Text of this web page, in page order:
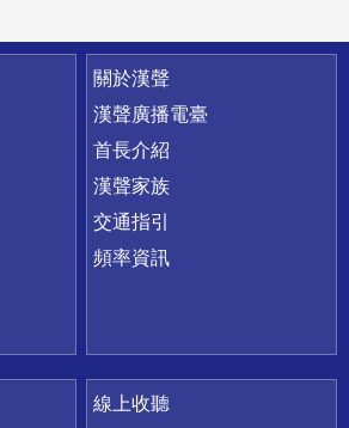
關於漢聲
漢聲廣播電臺
首長介紹
漢聲家族
交通指引
頻率資訊
線上收聽